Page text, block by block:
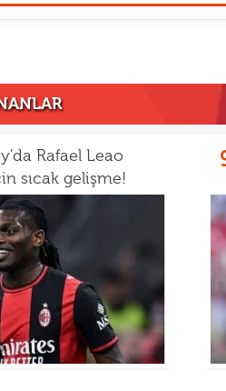
Rafael Leao
sıcak gelişme!